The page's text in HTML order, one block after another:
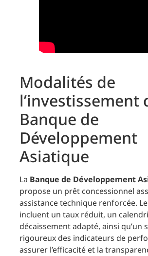
Modalités de
l’investissement
Banque de
Développement
Asiatique
La Banque de Développement
propose un prêt concessionnel
assistance technique renforcée.
incluent un taux réduit, un
décaissement adapté, ainsi qu’un
rigoureux des indicateurs de
assurer l’efficacité et la